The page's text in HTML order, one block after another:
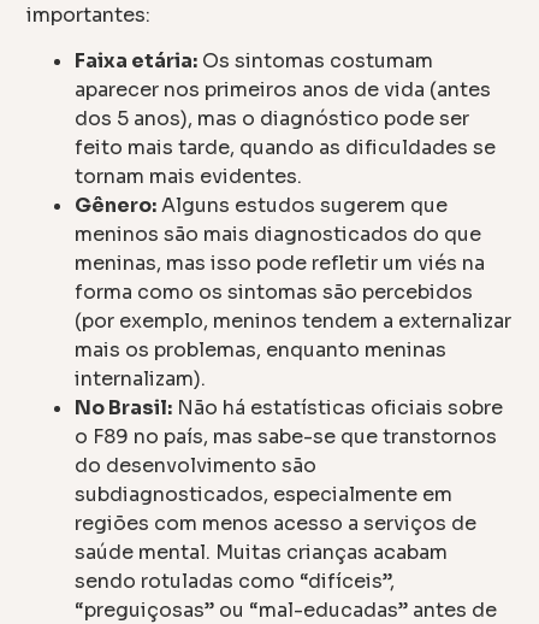
importantes:
Faixa etária: Os sintomas costumam
aparecer nos primeiros anos de vida (antes
dos 5 anos), mas o diagnóstico pode ser
feito mais tarde, quando as dificuldades se
tornam mais evidentes.
Gênero:Alguns estudos sugerem que
meninos são mais diagnosticados do que
meninas, mas isso pode refletir um viés na
forma como os sintomas são percebidos
(por exemplo, meninos tendem a externalizar
mais os problemas, enquanto meninas
internalizam).
No Brasil: Não há estatísticas oficiais sobre
o F89 no país, mas sabe-se que transtornos
do desenvolvimento são
subdiagnosticados, especialmente em
regiões com menos acesso a serviços de
saúde mental. Muitas crianças acabam
sendo rotuladas como “difíceis”,
“preguiçosas” ou “mal-educadas” antes de